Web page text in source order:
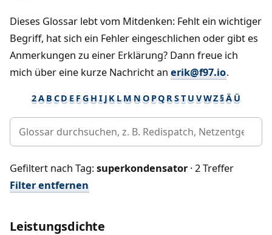
Dieses Glossar lebt vom Mitdenken: Fehlt ein wichtiger
Begriff, hat sich ein Fehler eingeschlichen oder gibt es
Anmerkungen zu einer Erklärung? Dann freue ich
mich über eine kurze Nachricht an erik@f97.io.
2A B CD E FG H I J K L M N O PQ R ST U VWZ§Ä Ü
Gefiltert nach Tag:superkondensator · 2 Treffer
Filter entfernen
Leistungsdichte